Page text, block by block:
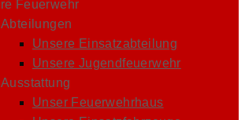
Feuerwehr
Abteilungen
Unsere Einsatzabteilung
Unsere Jugendfeuerwehr
Ausstattung
Unser Feuerwehrhaus